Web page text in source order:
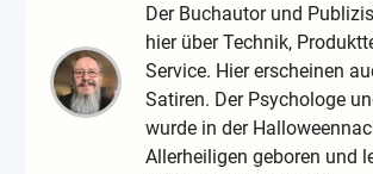
Der Buchautor und
hier über Technik,
Service. Hier erscheinen
Satiren. Der Psychologe
wurde in der
Allerheiligen geboren und